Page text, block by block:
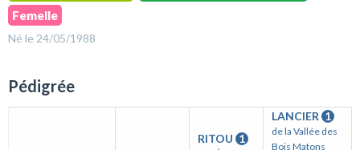
Femelle
Né le 24/05/1988
Pédigrée
RITOU 1
LANCIER 1
de la Vallée des
Bois Matons